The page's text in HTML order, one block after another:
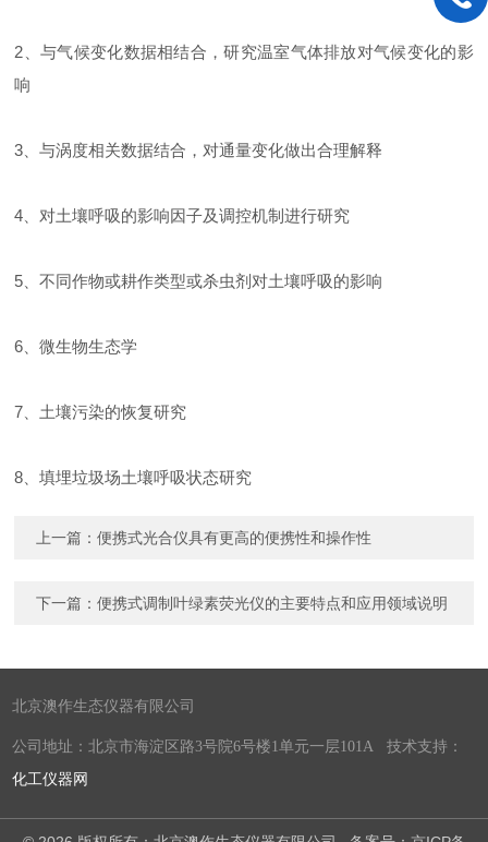
2、与气候变化数据相结合，研究温室气体排放对气候变化的影
响
3、与涡度相关数据结合，对通量变化做出合理解释
4、对土壤呼吸的影响因子及调控机制进行研究
5、不同作物或耕作类型或杀虫剂对土壤呼吸的影响
6、微生物生态学
7、土壤污染的恢复研究
8、填埋垃圾场土壤呼吸状态研究
上一篇：便携式光合仪具有更高的便携性和操作性
下一篇：便携式调制叶绿素荧光仪的主要特点和应用领域说明
北京澳作生态仪器有限公司
公司地址：北京市海淀区路3号院6号楼1单元一层101A 技术支持：
化工仪器网